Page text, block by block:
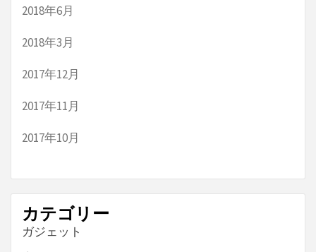
2018年6月
2018年3月
2017年12月
2017年11月
2017年10月
カテゴリー
ガジェット